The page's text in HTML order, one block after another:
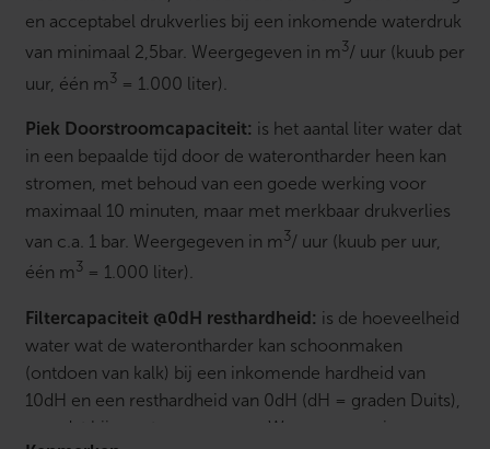
en acceptabel drukverlies bij een inkomende waterdruk
van minimaal 2,5bar. Weergegeven in m 3/ uur (kuub per
uur, één m 3 = 1.000 liter).
Piek Doorstroomcapaciteit: is het aantal liter water dat
in een bepaalde tijd door de waterontharder heen kan
stromen, met behoud van een goede werking voor
maximaal 10 minuten, maar met merkbaar drukverlies
van c.a. 1 bar. Weergegeven in m 3/ uur (kuub per uur,
één m 3 = 1.000 liter).
Filtercapaciteit @0dH resthardheid: is de hoeveelheid
water wat de waterontharder kan schoonmaken
(ontdoen van kalk) bij een inkomende hardheid van
10dH en een resthardheid van 0dH (dH = graden Duits),
voordat hij moet regenereren. Weergegeven in